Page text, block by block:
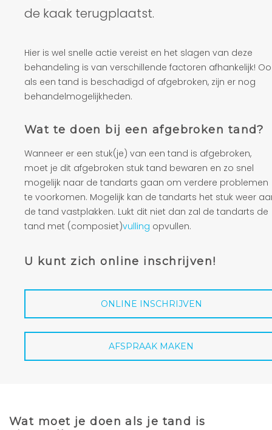
de kaak terugplaatst.
Hier is wel snelle actie vereist en het slagen van deze
behandeling is van verschillende factoren afhankelijk!
als een tand is beschadigd of afgebroken, zijn er nog
behandelmogelijkheden.
Wat te doen bij een afgebroken tand?
Wanneer er een stuk(je) van een tand is afgebroken,
moet je dit afgebroken stuk tand bewaren en zo snel
mogelijk naar de tandarts gaan om verdere problemen
te voorkomen. Mogelijk kan de tandarts het stuk weer
de tand vastplakken. Lukt dit niet dan zal de tandarts de
tand met (composiet)vulling opvullen.
U kunt zich online inschrijven!
ONLINE INSCHRIJVEN
AFSPRAAK MAKEN
Wat moet je doen als je tand is